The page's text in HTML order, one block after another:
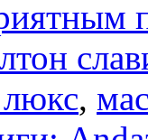
люкс,